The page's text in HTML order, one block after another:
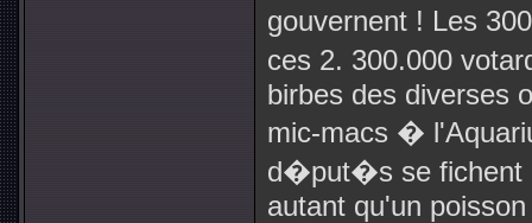
gouvernent ! Les
ces 2. 300.000
birbes des diverses
mic-macs �
d�put�s se fichent
autant qu'un